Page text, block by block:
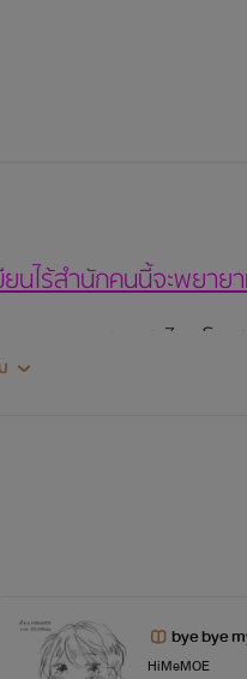
นไร้สำนักคนนี้จะพยาย
นอาจจะอ่านว่าไฮมีโม(ฮ่
รถติชมคอมเม้นได้เลย
bye bye
HiMeMOE